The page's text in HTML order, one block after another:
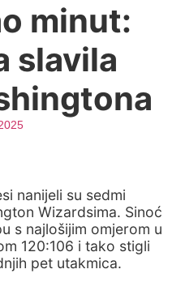
minut:
slavila
nanijeli su sedmi
Wizardsima. Sinoć
s najlošijim omjerom u
120:106 i tako stigli
pet utakmica.